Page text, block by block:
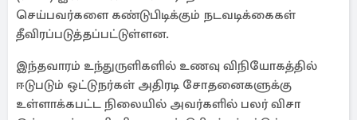
செய்பவர்களை கண்டுபிடிக்கும் நடவடிக்கைகள்
தீவிரப்படுத்தப்பட்டுள்ளன.
இந்தவாரம் உந்துருளிகளில் உணவு விநியோகத்தில்
ஈடுபடும் ஒட்டுநர்கள் அதிரடி சோதனைகளுக்கு
உள்ளாக்கபட்ட நிலையில் அவர்களில் பலர் விசா